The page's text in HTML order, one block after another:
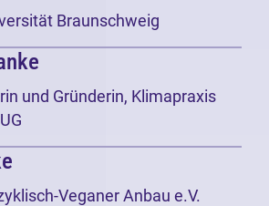
Braunschweig
und Gründerin, Klimapraxis
Veganer Anbau e.V.